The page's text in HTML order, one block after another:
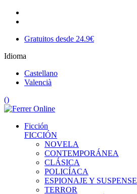
Gratuitos desde 24.9€
Idioma
Castellano
Valencià
()
Ficción
FICCIÓN
NOVELA
CONTEMPORÁNEA
CLÁSICA
POLICÍACA
ESPIONAJE Y SUSPENSE
TERROR